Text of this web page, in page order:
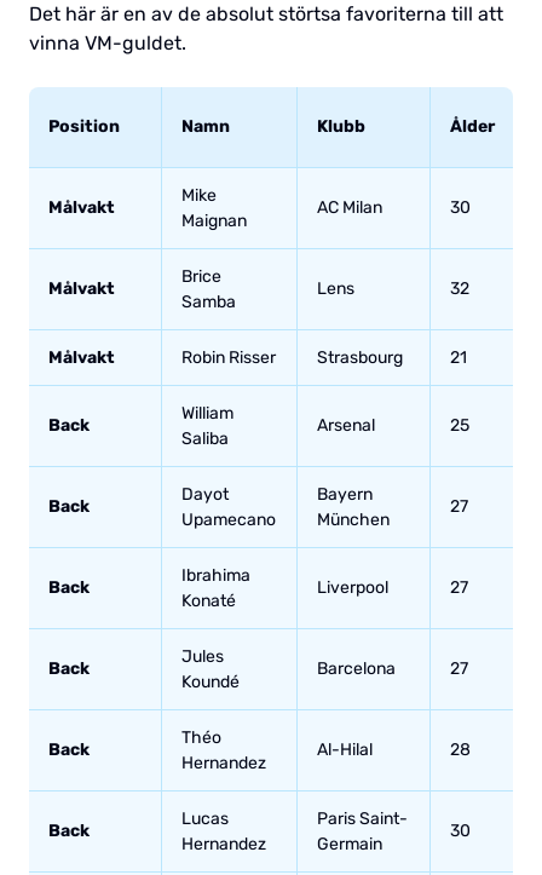
Det här är en av de absolut störtsa favoriterna till att
vinna VM-guldet.
Position Namn Klubb Ålder
Målvakt
Mike
Maignan
AC Milan 30
Målvakt
Brice
Samba
Lens 32
Målvakt Robin Risser Strasbourg 21
Back
William
Saliba
Arsenal 25
Back
Dayot
Upamecano
Bayern
München
27
Back
Ibrahima
Konaté
Liverpool 27
Back
Jules
Koundé
Barcelona 27
Back
Théo
Hernandez
Al-Hilal 28
Back
Lucas
Hernandez
Paris Saint-
Germain
30